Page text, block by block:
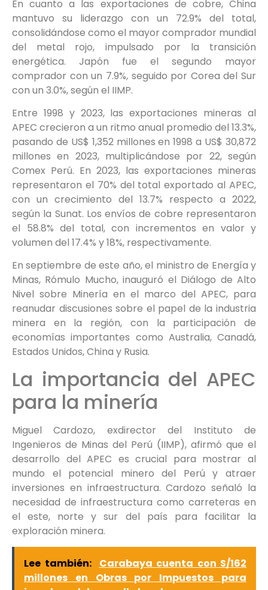
En cuanto a las exportaciones de cobre, China
mantuvo su liderazgo con un 72.9% del total,
consolidándose como el mayor comprador mundial
del metal rojo, impulsado por la transición
energética. Japón fue el segundo mayor
comprador con un 7.9%, seguido por Corea del Sur
con un 3.0%, según el IIMP.
Entre 1998 y 2023, las exportaciones mineras al
APEC crecieron a un ritmo anual promedio del 13.3%,
pasando de US$ 1,352 millones en 1998 a US$ 30,872
millones en 2023, multiplicándose por 22, según
Comex Perú. En 2023, las exportaciones mineras
representaron el 70% del total exportado al APEC,
con un crecimiento del 13.7% respecto a 2022,
según la Sunat. Los envíos de cobre representaron
el 58.8% del total, con incrementos en valor y
volumen del 17.4% y 18%, respectivamente.
En septiembre de este año, el ministro de Energía y
Minas, Rómulo Mucho, inauguró el Diálogo de Alto
Nivel sobre Minería en el marco del APEC, para
reanudar discusiones sobre el papel de la industria
minera en la región, con la participación de
economías importantes como Australia, Canadá,
Estados Unidos, China y Rusia.
La importancia del APEC
para la minería
Miguel Cardozo, exdirector del Instituto de
Ingenieros de Minas del Perú (IIMP), afirmó que el
desarrollo del APEC es crucial para mostrar al
mundo el potencial minero del Perú y atraer
inversiones en infraestructura. Cardozo señaló la
necesidad de infraestructura como carreteras en
el este, norte y sur del país para facilitar la
exploración minera.
Lee también:
Carabaya cuenta con S/162
millones en Obras por Impuestos para